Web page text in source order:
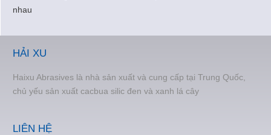
nhau
HẢI XU
Haixu Abrasives là nhà sản xuất và cung cấp tại Trung Quốc,
chủ yếu sản xuất cacbua silic đen và xanh lá cây
LIÊN HỆ